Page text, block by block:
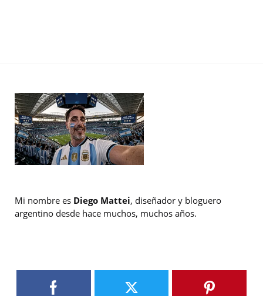
Mi nombre es Diego Mattei, diseñador y bloguero
argentino desde hace muchos, muchos años.